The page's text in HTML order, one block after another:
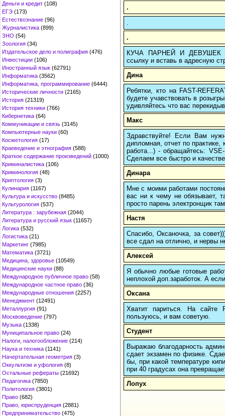
Деньги и кредит (108)
ЕГЭ (173)
Естествознание (96)
Журналистика (899)
ЗНО (54)
Зоология (34)
Издательское дело и полиграфия (476)
Инвестиции (106)
Иностранный язык (62791)
Информатика (3562)
Информатика, программирование (6444)
Исторические личности (2165)
История (21319)
История техники (766)
Кибернетика (64)
Коммуникации и связь (3145)
Компьютерные науки (60)
Косметология (17)
Краеведение и этнография (588)
Краткое содержание произведений (1000)
Криминалистика (106)
Криминология (48)
Криптология (3)
Кулинария (1167)
Культура и искусство (8485)
Культурология (537)
Литература : зарубежная (2044)
Литература и русский язык (11657)
Логика (532)
Логистика (21)
Маркетинг (7985)
Математика (3721)
Медицина, здоровье (10549)
Медицинские науки (88)
Международное публичное право (58)
Международное частное право (36)
Международные отношения (2257)
Менеджмент (12491)
Металлургия (91)
Москвоведение (797)
Музыка (1338)
Муниципальное право (24)
Налоги, налогообложение (214)
Наука и техника (1141)
Начертательная геометрия (3)
Оккультизм и уфология (8)
Остальные рефераты (21692)
Педагогика (7850)
Политология (3801)
Право (682)
Право, юриспруденция (2881)
Предпринимательство (475)
.
.
КУЧА ПАРНЕЙ И ДЕВУШЕК
ссылку и вставь в адресную
Дина
Ребятки, кто на FAST-
будете учавствовать в
удивляйтесь что вас
Макс
Здравствуйте! Если Вам
дипломная, отчет по
работа...) - обращайтесь:
Сделаем все быстро и
Динара
Мне с моими работами
вас ни к чему не обязывает,
просто парень электронщик
Настя
Спасибо, Оксаночка, за
все сдал на отлично, и нервы
Алексей
Я обычно любые готовые
неплохой доп.заработок. А
Оксана
Хватит париться. На
пользуюсь, и вам советую.
Студент
Выражаю благодарность
сдает экзамен по физике.
бы, при какой температуре
при 40 градусах она
Лопух